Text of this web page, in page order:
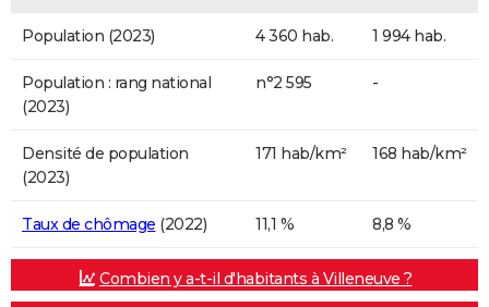
Population (2023) 4 360 hab. 1 994 hab.
Population : rang national
(2023)
n°2 595 -
Densité de population
(2023)
171 hab/km² 168 hab/km²
Taux de chômage (2022) 11,1 % 8,8 %
Combien y a-t-il d'habitants à Villeneuve ?